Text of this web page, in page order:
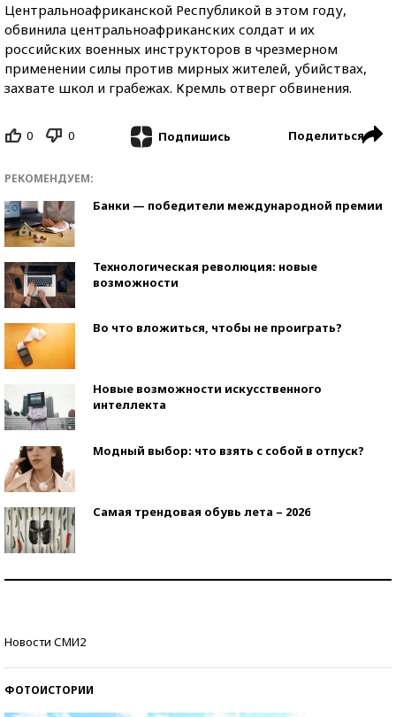
Центральноафриканской Республикой в ​​этом году,
обвинила центральноафриканских солдат и их
российских военных инструкторов в чрезмерном
применении силы против мирных жителей, убийствах,
захвате школ и грабежах. Кремль отверг обвинения.
0 0 Подпишись Поделиться
РЕКОМЕНДУЕМ:
Банки — победители международной премии
Технологическая революция: новые
возможности
Во что вложиться, чтобы не проиграть?
Новые возможности искусственного
интеллекта
Модный выбор: что взять с собой в отпуск?
Самая трендовая обувь лета – 2026
Новости СМИ2
ФОТОИСТОРИИ